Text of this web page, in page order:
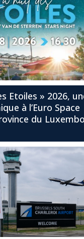
Etoiles » 2026,
à l’Euro Space
du